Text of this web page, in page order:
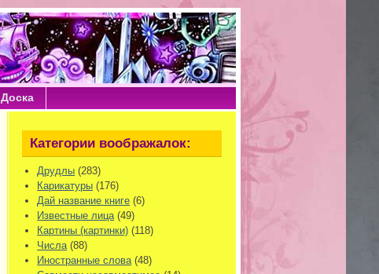
Доска
Категории воображалок:
Друдлы (283)
Карикатуры (176)
Дай название книге (6)
Известные лица(49)
Картины (картинки) (118)
Числа(88)
Иностранные слова(48)